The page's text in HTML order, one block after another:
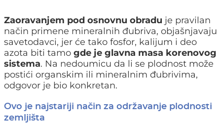
Zaoravanjem pod osnovnu obradu je pravilan
način primene mineralnih đubriva, objašnjavaju
savetodavci, jer će tako fosfor, kalijum i deo
azota biti tamo gde je glavna masa korenovog
sistema. Na nedoumicu da li se plodnost može
postići organskim ili mineralnim đubrivima,
odgovor je bio konkretan.
Ovo je najstariji način za održavanje plodnosti
zemljišta